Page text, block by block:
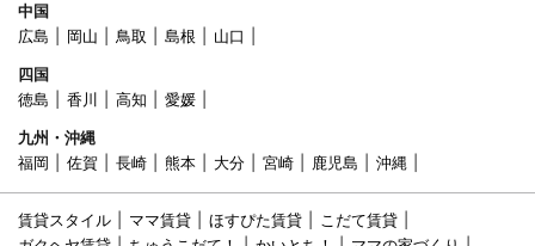
中国
広島
岡山 鳥取 島根
山口
四国
徳島
香川 高知
愛媛
九州・沖縄
福岡
佐賀 長崎 熊本 大分 宮崎 鹿児島 沖縄
賃貸スタイル ママ賃貸 ほすぴた賃貸
こだて賃貸